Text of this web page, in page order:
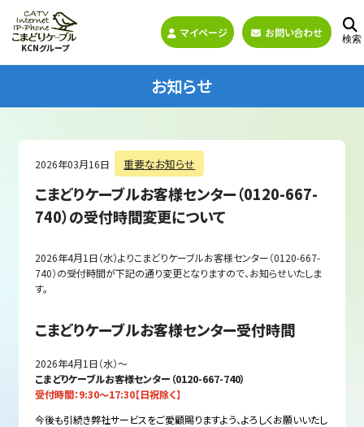
KCNグループ
マイページ お問い合わせ 検索
お知らせ
2026年03月16日 重要なお知らせ
こまどりケーブルお客様センター（0120-667-
740）の受付時間変更について
2026年4月1日（水）よりこまどりケーブルお客様センター（0120-667-
740）の受付時間が下記の通り変更となりますので、お知らせいたしま
す。
こまどりケーブルお客様センター受付時間
2026年4月1日（水）〜
こまどりケーブルお客様センター（0120-667-740）
受付時間：9:30〜17:30【日祝除く】
今後も引続き弊社サービスをご愛顧賜りますよう、よろしくお願いいたし